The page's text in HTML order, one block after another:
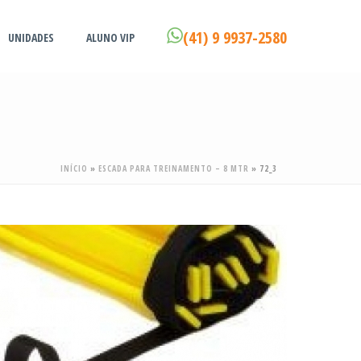
UNIDADES ALUNO VIP (41) 9 9937-2580
INÍCIO » ESCADA PARA TREINAMENTO – 8 MTR » 72_3